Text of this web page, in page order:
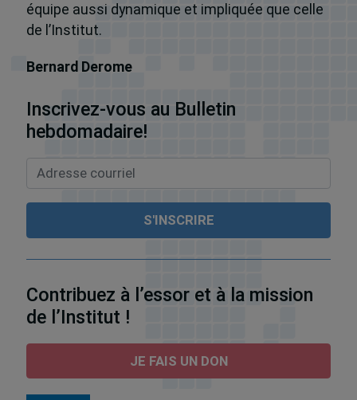
équipe aussi dynamique et impliquée que celle
de l’Institut.
Bernard Derome
Inscrivez-vous au Bulletin
hebdomadaire!
Contribuez à l’essor et à la mission
de l’Institut !
JE FAIS UN DON